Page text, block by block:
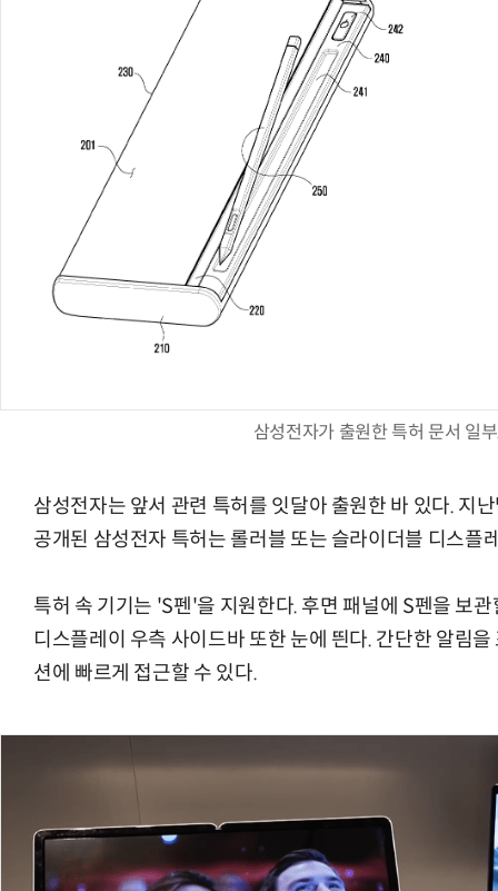
삼성전자가 출원한 특허 문서 일
삼성전자는 앞서 관련 특허를 잇달아 출원한 바 있다. 지
공개된 삼성전자 특허는 롤러블 또는 슬라이더블 디스플
특허 속 기기는 'S펜'을 지원한다. 후면 패널에 S펜을 보
디스플레이 우측 사이드바 또한 눈에 띈다. 간단한 알림
션에 빠르게 접근할 수 있다.